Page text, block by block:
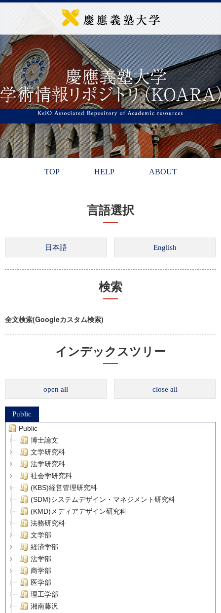
TOP HELP ABOUT
言語選択
検索
全文検索(Googleカスタム検索)
インデックスツリー
open all close all
Public
Public
博士論文
文学研究科
法学研究科
社会学研究科
(KBS)経営管理研究科
(SDM)システムデザイン・マネジメント研究科
(KMD)メディアデザイン研究科
法務研究科
文学部
経済学部
法学部
商学部
医学部
理工学部
湘南藤沢